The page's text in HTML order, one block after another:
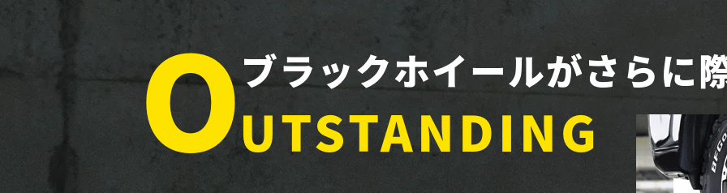
ブラックホイールがさらに
OUTSTANDING